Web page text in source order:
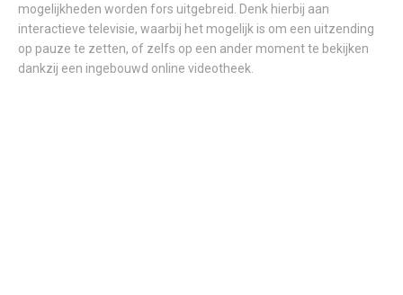
mogelijkheden worden fors uitgebreid. Denk hierbij aan
interactieve televisie, waarbij het mogelijk is om een uitzending
op pauze te zetten, of zelfs op een ander moment te bekijken
dankzij een ingebouwd online videotheek.